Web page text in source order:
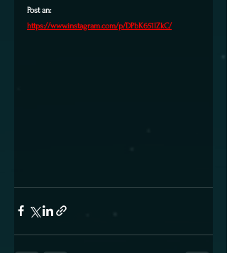
Post an:
https://www.instagram.com/p/DPbK651lZkC/